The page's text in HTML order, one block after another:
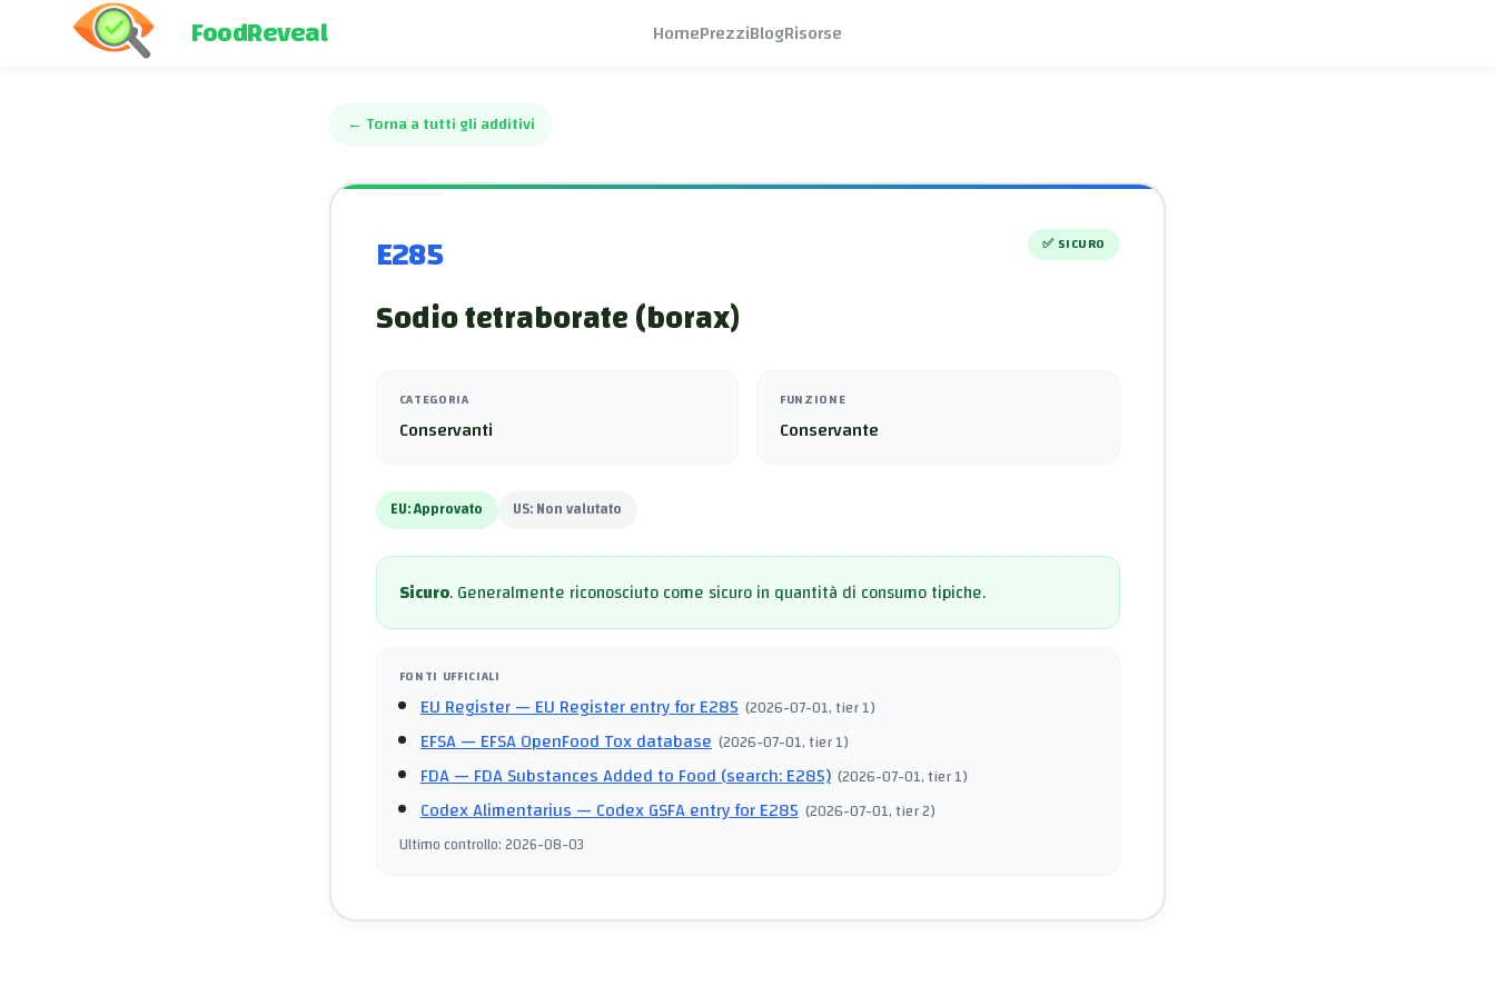
FoodReveal HomePrezziBlogRisorse
← Torna a tutti gli additivi
E285 ✅ SICURO
Sodio tetraborate (borax)
CATEGORIA
Conservanti
FUNZIONE
Conservante
EU:Approvato US:Non valutato
Sicuro.Generalmente riconosciuto come sicuro in quantità di consumo tipiche.
FONTI UFFICIALI
EU Register— EU Register entry for E285 (2026-07-01, tier 1)
EFSA— EFSA OpenFood Tox database (2026-07-01, tier 1)
FDA— FDA Substances Added to Food (search: E285) (2026-07-01, tier 1)
Codex Alimentarius— Codex GSFA entry for E285 (2026-07-01, tier 2)
Ultimo controllo:2026-08-03